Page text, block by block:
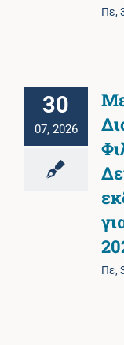
Πε,
30
07, 2026
Πε,